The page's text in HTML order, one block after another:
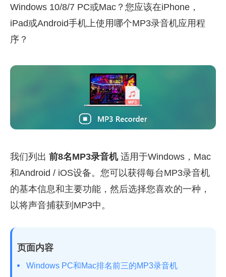
Windows 10/8/7 PC或Mac？您应该在iPhone，
iPad或Android手机上使用哪个MP3录音机应用程
序？
我们列出 前8名MP3录音机适用于Windows，Mac
和Android / iOS设备。您可以获得每台MP3录音机
的基本信息和主要功能，然后选择您喜欢的一种，
以将声音捕获到MP3中。
页面内容
Windows PC和Mac排名前三的MP3录音机